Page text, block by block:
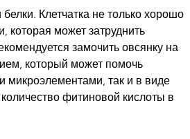
Клетчатка не только хорошо
которая может затруднить
замочить овсянку на
который может помочь
микроэлементами, так и в виде
фитиновой кислоты в